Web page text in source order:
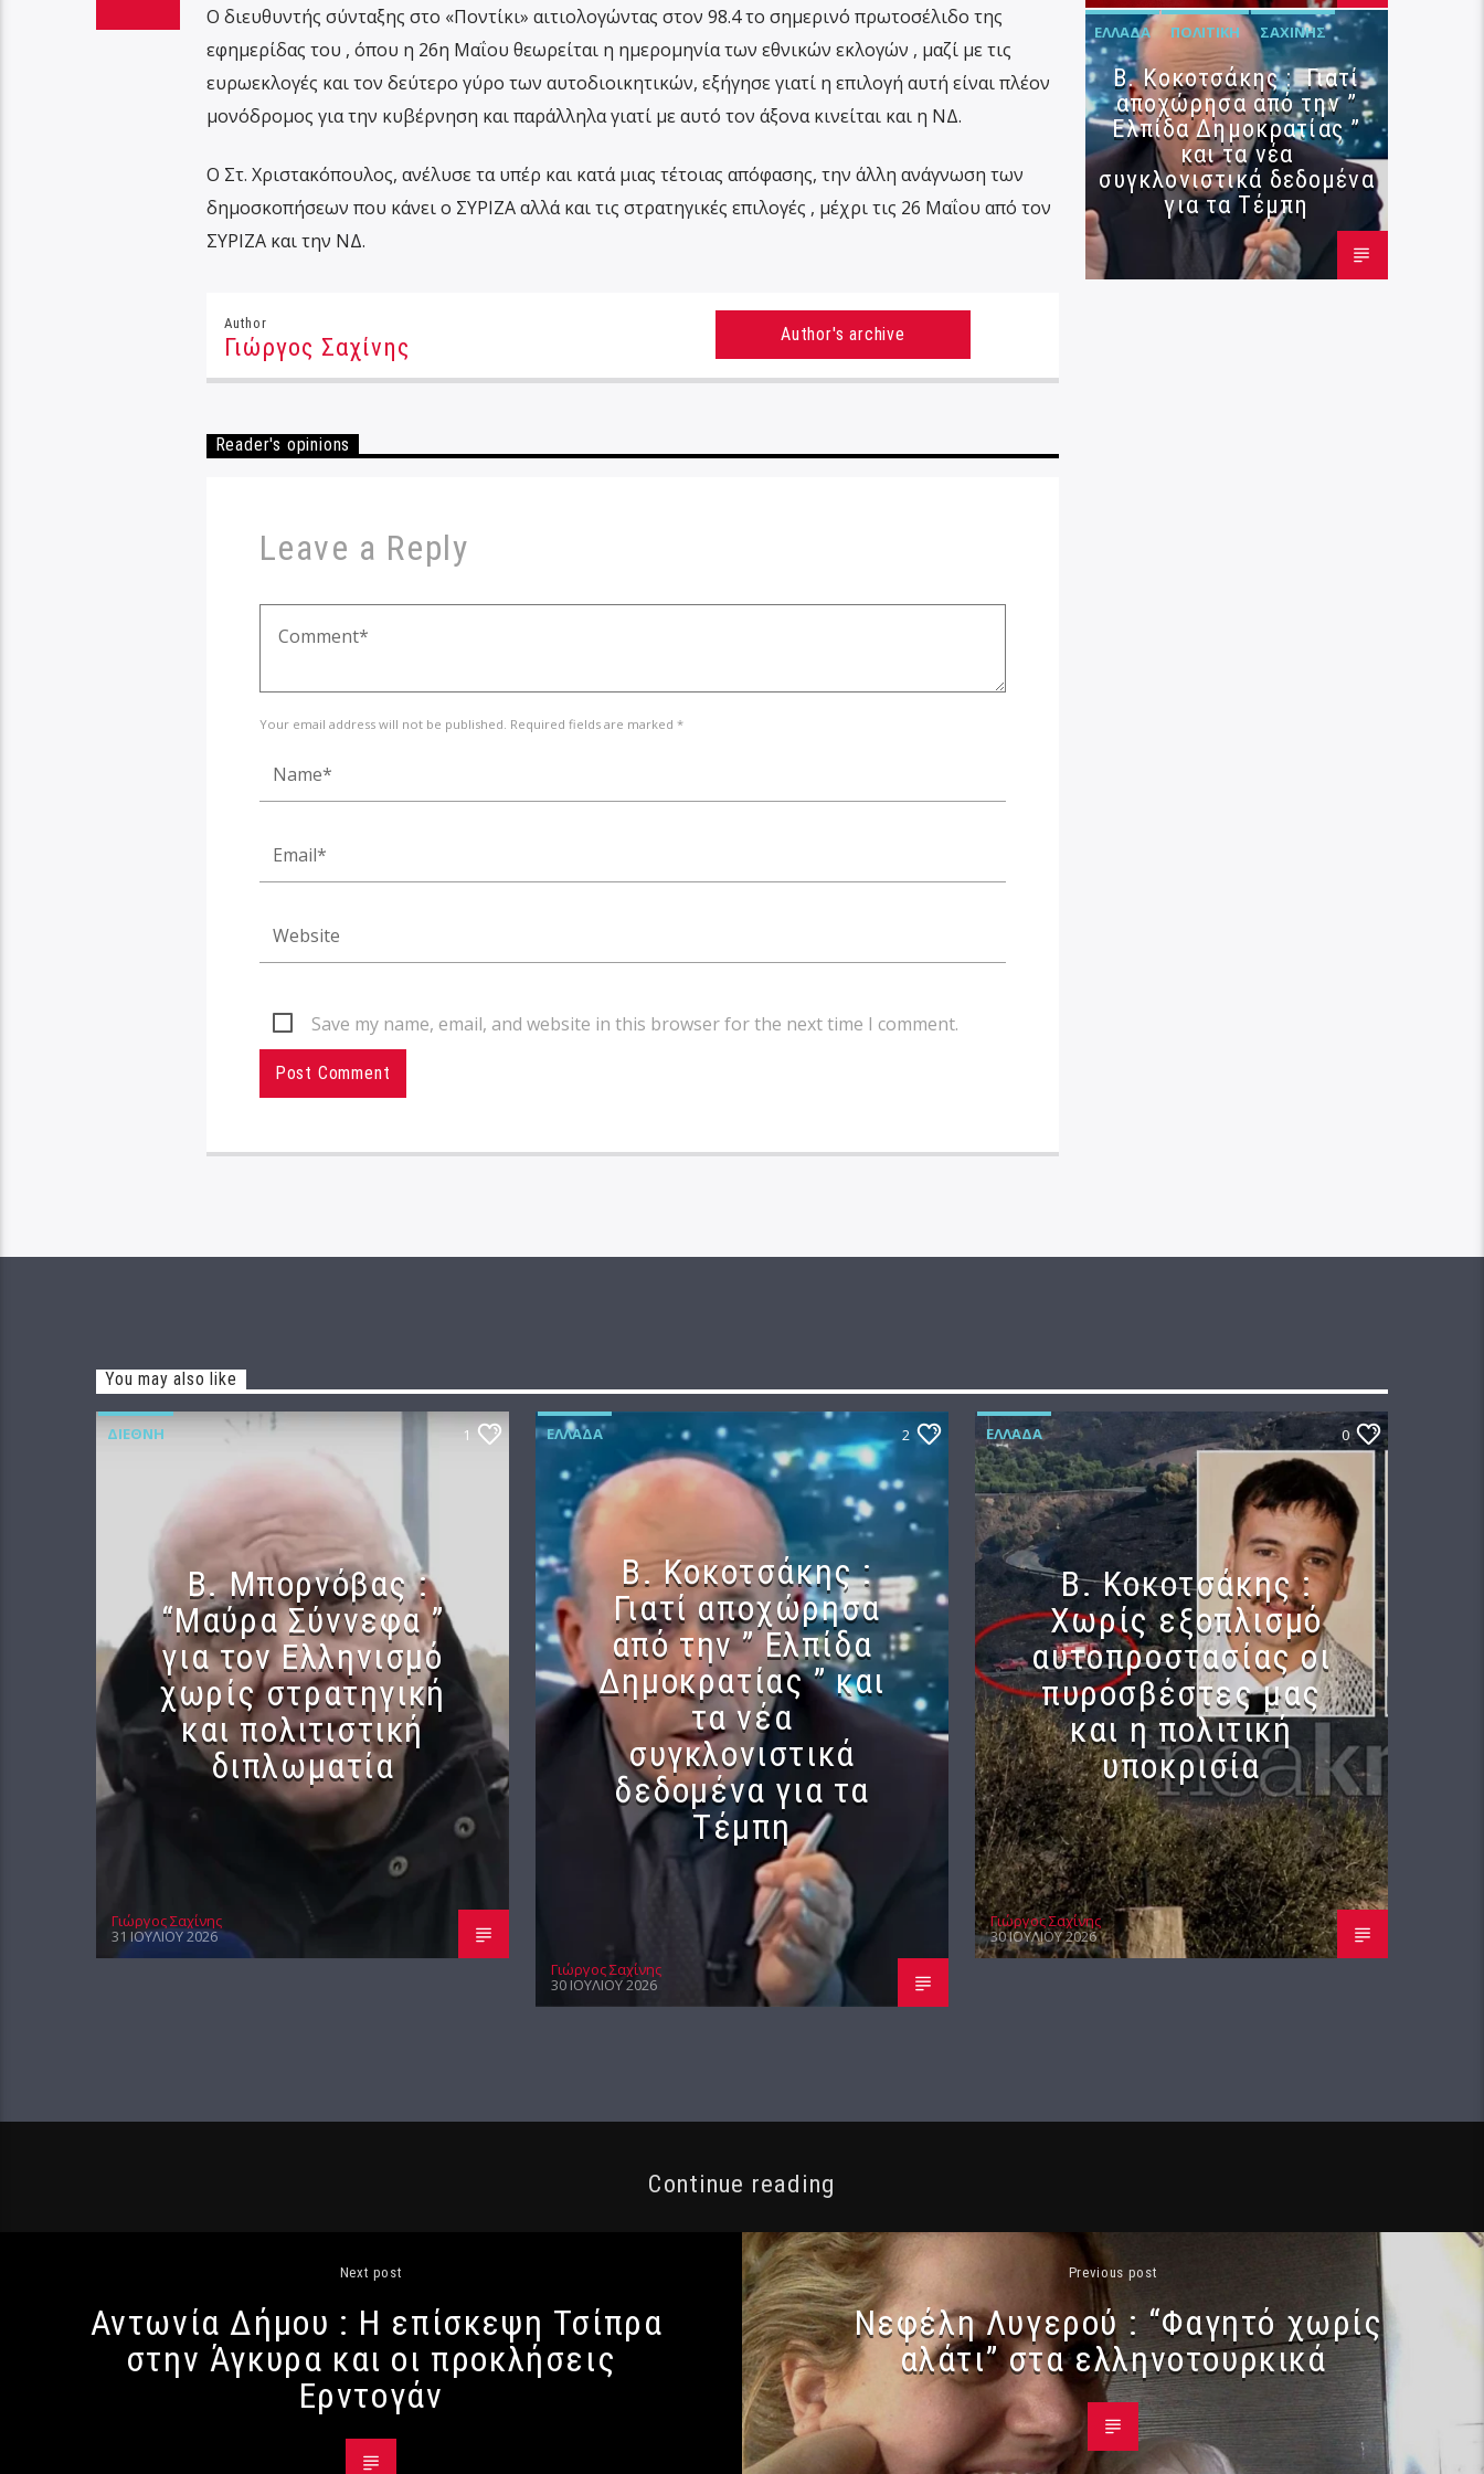
Ο διευθυντής σύνταξης στο «Ποντίκι» αιτιολογώντας στον 98.4 το σημερινό πρωτοσέλιδο της
εφημερίδας του , όπου η 26η Μαΐου θεωρείται η ημερομηνία των εθνικών εκλογών , μαζί με τις
ευρωεκλογές και τον δεύτερο γύρο των αυτοδιοικητικών, εξήγησε γιατί η επιλογή αυτή είναι πλέον
μονόδρομος για την κυβέρνηση και παράλληλα γιατί με αυτό τον άξονα κινείται και η ΝΔ.
Ο Στ. Χριστακόπουλος, ανέλυσε τα υπέρ και κατά μιας τέτοιας απόφασης, την άλλη ανάγνωση των
δημοσκοπήσεων που κάνει ο ΣΥΡΙΖΑ αλλά και τις στρατηγικές επιλογές , μέχρι τις 26 Μαΐου από τον
ΣΥΡΙΖΑ και την ΝΔ.
Author
Γιώργος Σαχίνης Author's archive
Reader's opinions
Leave a Reply
Your email address will not be published. Required fields are marked *
Save my name, email, and website in this browser for the next time I comment.
ΕΛΛΆΔΑ ΠΟΛΙΤΙΚΉ ΣΑΧΊΝΗΣ
Β. Κοκοτσάκης : Γιατί
αποχώρησα από την ”
Ελπίδα Δημοκρατίας ”
και τα νέα
συγκλονιστικά δεδομένα
για τα Τέμπη
You may also like
ΔΙΕΘΝΉ 1
B. Μπορνόβας :
“Μαύρα Σύννεφα ”
για τον Ελληνισμό
χωρίς στρατηγική
και πολιτιστική
διπλωματία
Γιώργος Σαχίνης
31 ΙΟΥΛΊΟΥ 2026
ΕΛΛΆΔΑ 2
Β. Κοκοτσάκης :
Γιατί αποχώρησα
από την ” Ελπίδα
Δημοκρατίας ” και
τα νέα
συγκλονιστικά
δεδομένα για τα
Τέμπη
Γιώργος Σαχίνης
30 ΙΟΥΛΊΟΥ 2026
ΕΛΛΆΔΑ 0
Β. Κοκοτσάκης :
Χωρίς εξοπλισμό
αυτοπροστασίας οι
πυροσβέστες μας
και η πολιτική
υποκρισία
Γιώργος Σαχίνης
30 ΙΟΥΛΊΟΥ 2026
Continue reading
Next post
Αντωνία Δήμου : Η επίσκεψη Τσίπρα
στην Άγκυρα και οι προκλήσεις
Ερντογάν
Previous post
Νεφέλη Λυγερού : “Φαγητό χωρίς
αλάτι” στα ελληνοτουρκικά